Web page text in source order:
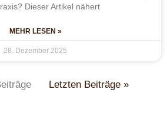
Dieser Artikel nähert
MEHR LESEN »
28. Dezember 2025
Letzten Beiträge »